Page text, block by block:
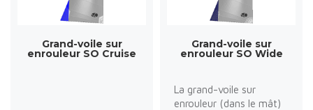
Grand-voile sur
enrouleur SO Cruise
Grand-voile sur
enrouleur SO Wide
La grand-voile sur
enrouleur (dans le mât)